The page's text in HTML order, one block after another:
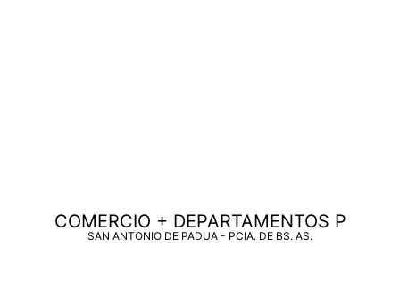
COMERCIO + DEPARTAMENTOS P
SAN ANTONIO DE PADUA - PCIA. DE BS. AS.